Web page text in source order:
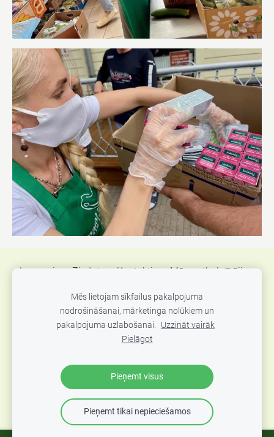
Jaunumi Ziedot Kontakti
Mūsu atbalstītāji
Atsauksmes
Atbalsts Ukrainas kara bēgļiem
Sīkdatnes
"Mozello" sociālās atbildības projekts, atbalstot "Dzīvības
Ēdiens" krīzes virtuvi 🍲
Mēs lietojam sīkfailus pakalpojuma
nodrošināšanai, mārketinga nolūkiem un
pakalpojuma uzlabošanai. Uzzināt vairāk
Pielāgot
Pieņemt visus
Pieņemt tikai nepieciešamos